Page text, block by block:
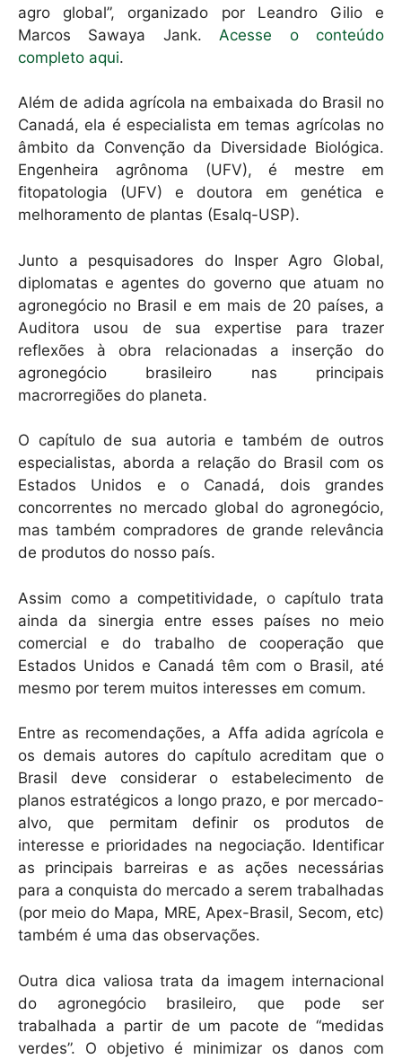
agro global”, organizado por Leandro Gilio e
Marcos Sawaya Jank. Acesse o conteúdo
completo aqui.
Além de adida agrícola na embaixada do Brasil no
Canadá, ela é especialista em temas agrícolas no
âmbito da Convenção da Diversidade Biológica.
Engenheira agrônoma (UFV), é mestre em
fitopatologia (UFV) e doutora em genética e
melhoramento de plantas (Esalq-USP).
Junto a pesquisadores do Insper Agro Global,
diplomatas e agentes do governo que atuam no
agronegócio no Brasil e em mais de 20 países, a
Auditora usou de sua expertise para trazer
reflexões à obra relacionadas a inserção do
agronegócio brasileiro nas principais
macrorregiões do planeta.
O capítulo de sua autoria e também de outros
especialistas, aborda a relação do Brasil com os
Estados Unidos e o Canadá, dois grandes
concorrentes no mercado global do agronegócio,
mas também compradores de grande relevância
de produtos do nosso país.
Assim como a competitividade, o capítulo trata
ainda da sinergia entre esses países no meio
comercial e do trabalho de cooperação que
Estados Unidos e Canadá têm com o Brasil, até
mesmo por terem muitos interesses em comum.
Entre as recomendações, a Affa adida agrícola e
os demais autores do capítulo acreditam que o
Brasil deve considerar o estabelecimento de
planos estratégicos a longo prazo, e por mercado-
alvo, que permitam definir os produtos de
interesse e prioridades na negociação. Identificar
as principais barreiras e as ações necessárias
para a conquista do mercado a serem trabalhadas
(por meio do Mapa, MRE, Apex-Brasil, Secom, etc)
também é uma das observações.
Outra dica valiosa trata da imagem internacional
do agronegócio brasileiro, que pode ser
trabalhada a partir de um pacote de “medidas
verdes”. O objetivo é minimizar os danos com